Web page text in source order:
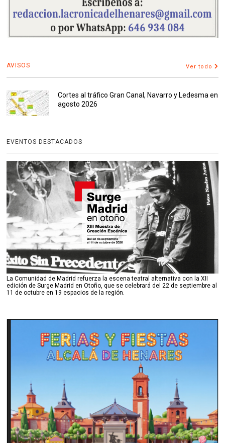
AVISOS Ver todo
Cortes al tráfico Gran Canal, Navarro y Ledesma en
agosto 2026
EVENTOS DESTACADOS
La Comunidad de Madrid refuerza la escena teatral alternativa con la XII
edición de Surge Madrid en Otoño, que se celebrará del 22 de septiembre al
11 de octubre en 19 espacios de la región.